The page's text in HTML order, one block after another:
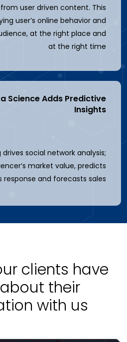
user driven content. This
user’s online behavior and
at the right place and
at the right time
Science Adds Predictive
Insights
social network analysis;
market value, predicts
response and forecasts sales
clients have
their
with us!